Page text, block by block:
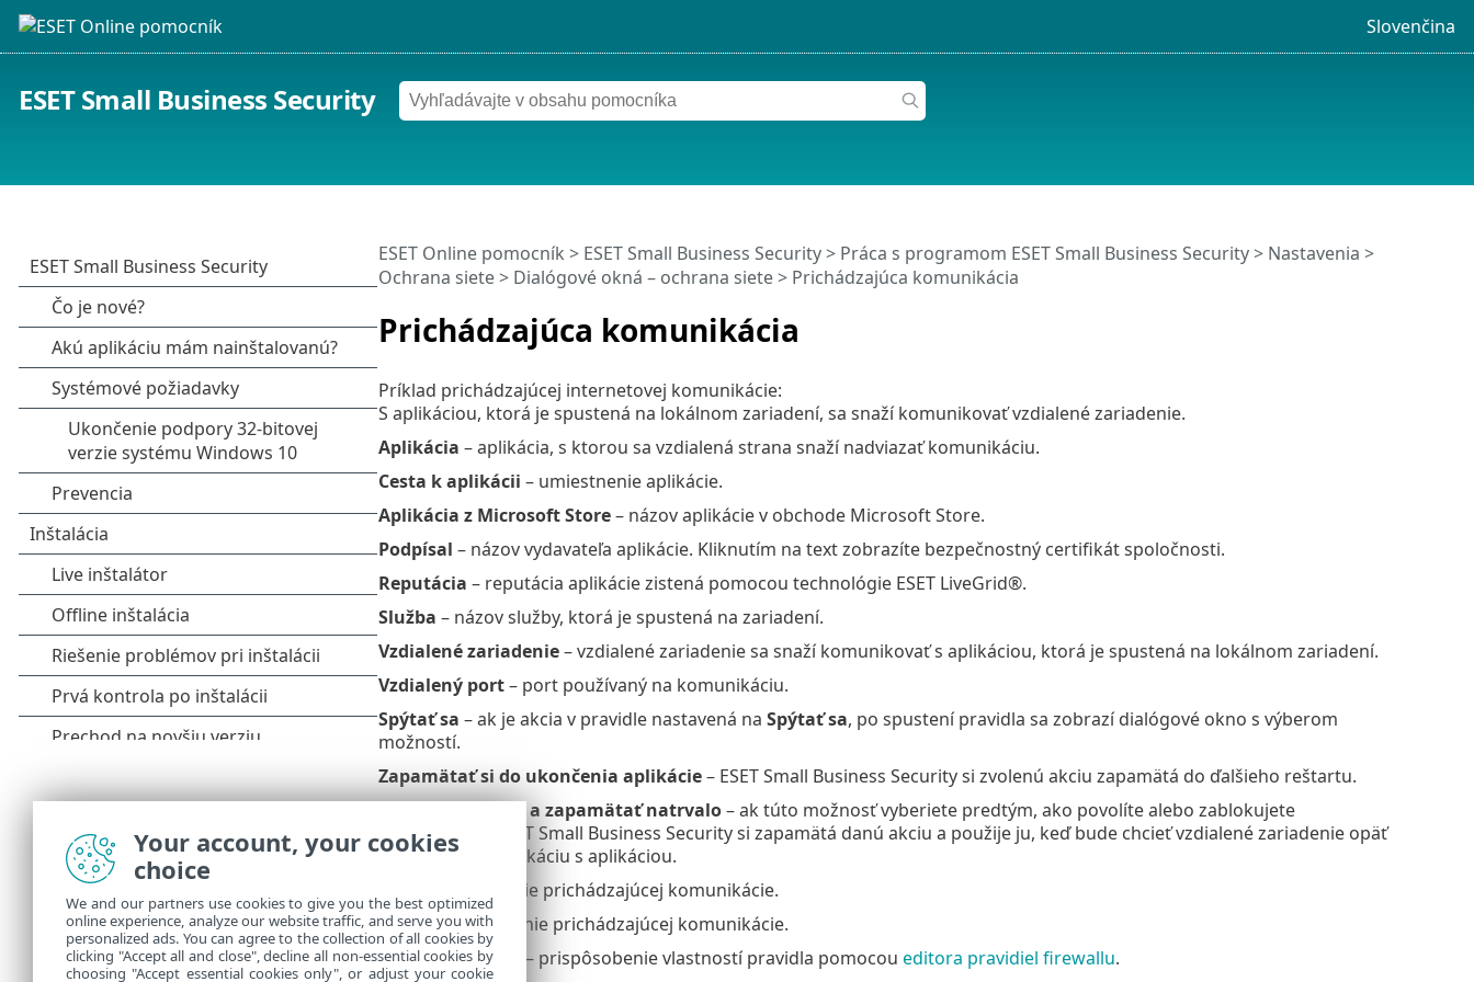
Slovenčina
ESET Small Business Security
Prichádzajúca komunikácia
ESET Online pomocník > ESET Small Business Security> Práca s programom ESET Small Business Security> Nastavenia >
Ochrana siete> Dialógové okná – ochrana siete > Prichádzajúca komunikácia
Príklad prichádzajúcej internetovej komunikácie:
S aplikáciou, ktorá je spustená na lokálnom zariadení, sa snaží komunikovať vzdialené zariadenie.
Aplikácia – aplikácia, s ktorou sa vzdialená strana snaží nadviazať komunikáciu.
Cesta k aplikácii – umiestnenie aplikácie.
Aplikácia z Microsoft Store– názov aplikácie v obchode Microsoft Store.
Podpísal – názov vydavateľa aplikácie. Kliknutím na text zobrazíte bezpečnostný certifikát spoločnosti.
Reputácia – reputácia aplikácie zistená pomocou technológie ESET LiveGrid®.
Služba – názov služby, ktorá je spustená na zariadení.
Vzdialené zariadenie– vzdialené zariadenie sa snaží komunikovať s aplikáciou, ktorá je spustená na lokálnom zariadení.
Vzdialený port– port používaný na komunikáciu.
Spýtať sa – ak je akcia v pravidle nastavená na Spýtať sa, po spustení pravidla sa zobrazí dialógové okno s výberom
možností.
Zapamätať si do ukončenia aplikácie– ESET Small Business Security si zvolenú akciu zapamätá do ďalšieho reštartu.
Vytvoriť pravidlo a zapamätať natrvalo– ak túto možnosť vyberiete predtým, ako povolíte alebo zablokujete
komunikáciu, ESET Small Business Security si zapamätá danú akciu a použije ju, keď bude chcieť vzdialené zariadenie opäť
nadviazať komunikáciu s aplikáciou.
– povolenie prichádzajúcej komunikácie.
Zakázať– zakázanie prichádzajúcej komunikácie.
Upraviť pravidlo
– prispôsobenie vlastností pravidla pomocou editora pravidiel firewallu.
Your account, your cookies
choice
We and our partners use cookies to give you the best optimized
online experience, analyze our website traffic, and serve you with
personalized ads. You can agree to the collection of all cookies by
clicking "Accept all and close", decline all non-essential cookies by
choosing "Accept essential cookies only", or adjust your cookie